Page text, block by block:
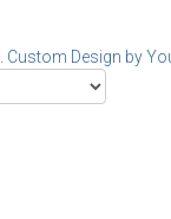
Custom Design by